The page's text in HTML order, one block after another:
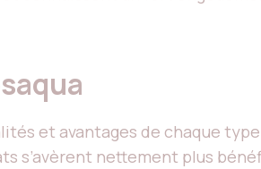
et avantages de chaque
s’avèrent nettement plus